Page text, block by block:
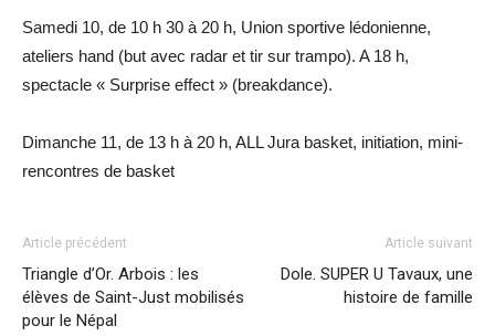
Samedi 10, de 10 h 30 à 20 h, Union sportive lédonienne,
ateliers hand (but avec radar et tir sur trampo). A 18 h,
spectacle « Surprise effect » (breakdance).
Dimanche 11, de 13 h à 20 h, ALL Jura basket, initiation, mini-
rencontres de basket
Article précédent
Triangle d’Or. Arbois : les
élèves de Saint-Just mobilisés
pour le Népal
Article suivant
Dole. SUPER U Tavaux, une
histoire de famille